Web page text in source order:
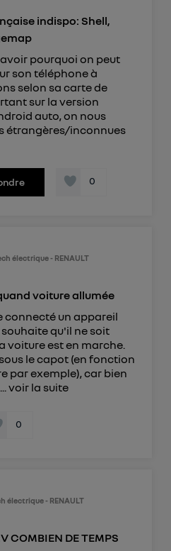
indispo: Shell,
pourquoi on peut
son téléphone à
selon sa carte de
sur la version
auto, on nous
étrangères/inconnues
0
électrique - RENAULT
voiture allumée
connecté un appareil
qu'il ne soit
voiture est en marche.
le capot (en fonction
par exemple), car bien
voir la suite
0
électrique - RENAULT
COMBIEN DE TEMPS